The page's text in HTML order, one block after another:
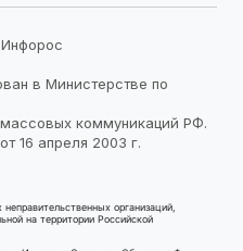
в Министерстве по
коммуникаций РФ.
16 апреля 2003 г.